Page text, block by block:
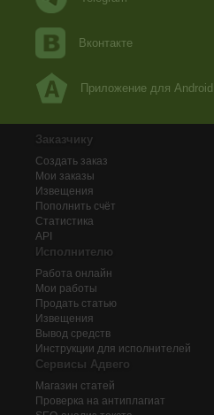
Вконтакте
Приложение для Android
Заказчику
Создать заказ
Мои заказы
Извещения
Пополнить счёт
Статистика
API
Исполнителю
Работа онлайн
Мои работы
Продать статью
Извещения
Вывод средств
Инструкции для исполнителей
Сервисы Адвего
Магазин статей
Проверка на антиплагиат